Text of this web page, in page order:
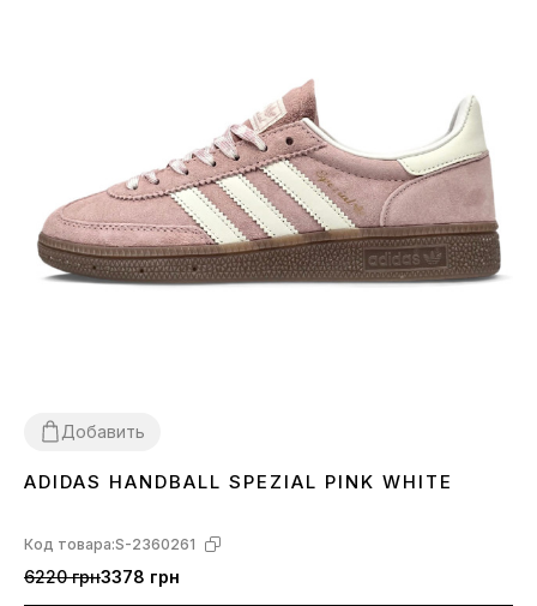
Добавить
36 3738 3940
ADIDAS HANDBALL SPEZIAL PINK WHITE
Код товара:S-2360261
6220 грн3378 грн